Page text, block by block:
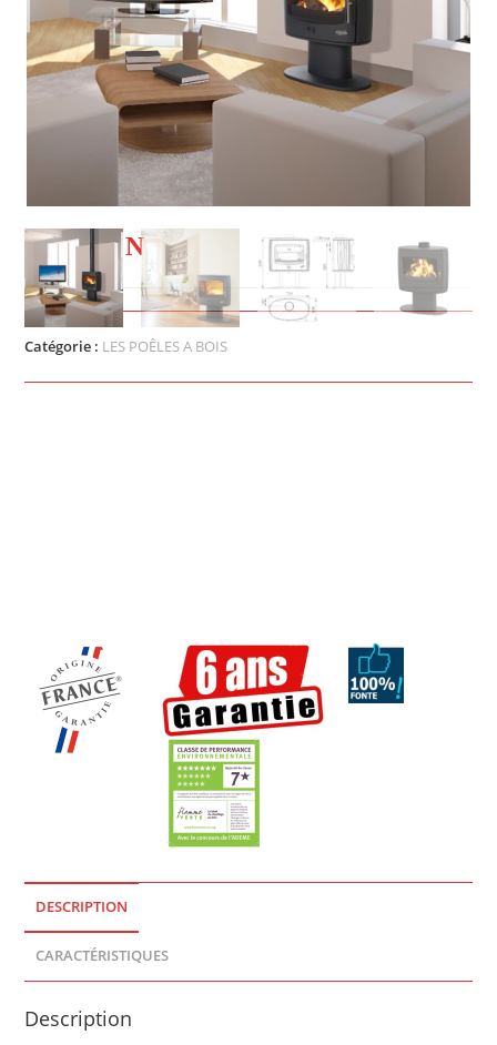
CLISSON
Catégorie : LES POÊLES A BOIS
DESCRIPTION
CARACTÉRISTIQUES
Description